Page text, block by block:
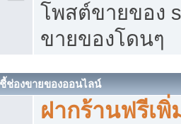
โพสต์ขายของ
ขายของโดนๆ
ชี้ช่องขายของออนไลน์
ฝากร้านฟรีเ